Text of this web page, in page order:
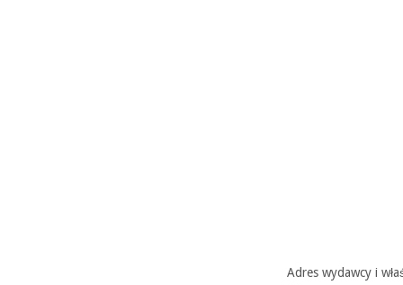
Adres wydawcy i